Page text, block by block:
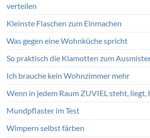
verteilen
Kleinste Flaschen zum Einmachen
Was gegen eine Wohnküche spricht
So praktisch die Klamotten zum
Ich brauche kein Wohnzimmer mehr
Wenn in jedem Raum ZUVIEL steht, liegt,
Mundpflaster im Test
Wimpern selbst färben